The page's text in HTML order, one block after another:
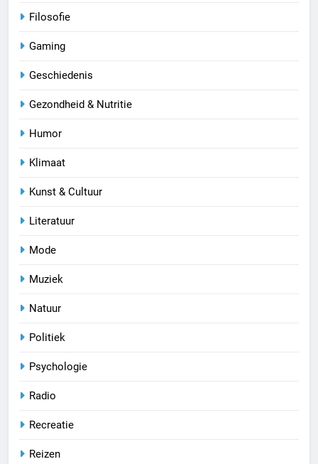
Filosofie
Gaming
Geschiedenis
Gezondheid & Nutritie
Humor
Klimaat
Kunst & Cultuur
Literatuur
Mode
Muziek
Natuur
Politiek
Psychologie
Radio
Recreatie
Reizen